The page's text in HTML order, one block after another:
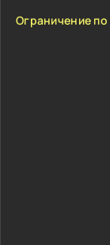
Ограничение по